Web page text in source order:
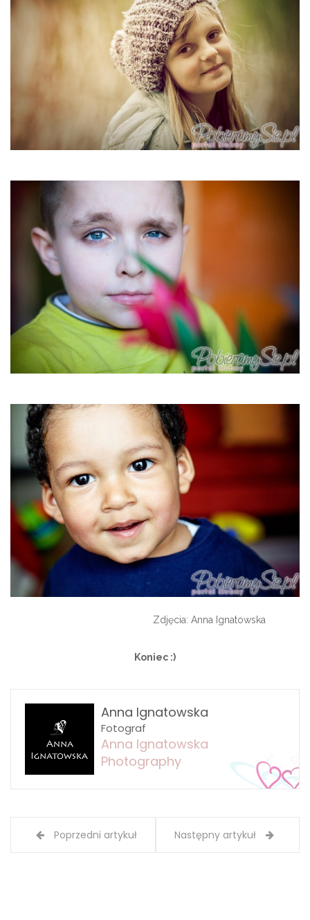
Zdjęcia: Anna Ignatowska
Koniec :)
Anna Ignatowska
Fotograf
Anna Ignatowska
Photography
Poprzedni artykuł Następny artykuł